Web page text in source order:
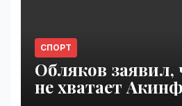
СПОРТ
Обляков
не хватает